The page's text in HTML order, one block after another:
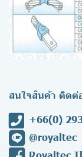
สนใจสินค้า ติดต่
+66(0)
@royaltec
Royaltec